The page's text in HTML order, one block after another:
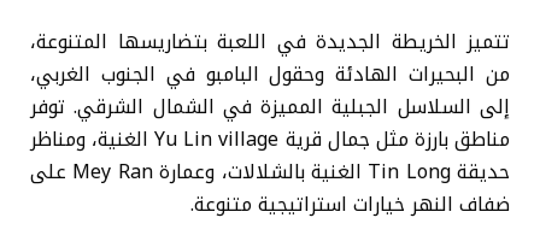
تتميز الخريطة الجديدة في اللعبة بتضاريسها المتنوعة،
من البحيرات الهادئة وحقول البامبو في الجنوب الغربي،
إلى السلاسل الجبلية المميزة في الشمال الشرقي. توفر
مناطق بارزة مثل جمال قرية Yu Lin village الغنية، ومناظر
حديقة Tin Long الغنية بالشلالات، وعمارة Mey Ran على
ضفاف النهر خيارات استراتيجية متنوعة.